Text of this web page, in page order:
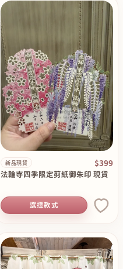
新品現貨 $399
法輪寺四季限定剪紙御朱印 現貨
選擇款式